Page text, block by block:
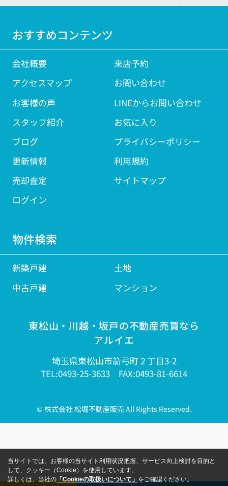
おすすめコンテンツ
会社概要
来店予約
アクセスマップ
お問い合わせ
お客様の声
LINEからお問い合わせ
スタッフ紹介
お気に入り
ブログ
プライバシーポリシー
更新情報
利用規約
売却査定
サイトマップ
ログイン
物件検索
新築戸建
土地
中古戸建
マンション
東松山・川越・坂戸の不動産売買なら
アルイエ
埼玉県東松山市箭弓町２丁目3-2
TEL:0493-25-3633 FAX:0493-81-6614
© 株式会社 松堀不動産販売 All Rights Reserved.
当サイトでは、お客様の当サイト利用状況把握、サービス向上検討を目的と
して、クッキー（Cookie）を使用しています。
詳しくは、当社の「Cookieの取扱いについて」をご確認ください。